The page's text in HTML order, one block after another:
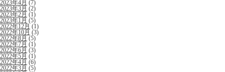
2023年4月 (7)
2023年3月 (2)
2023年2月 (1)
2023年1月 (5)
2022年12月(1)
2022年10月 (3)
2022年8月 (5)
2022年7月 (1)
2022年6月 (3)
2022年5月 (1)
2022年4月 (6)
2022年3月 (5)